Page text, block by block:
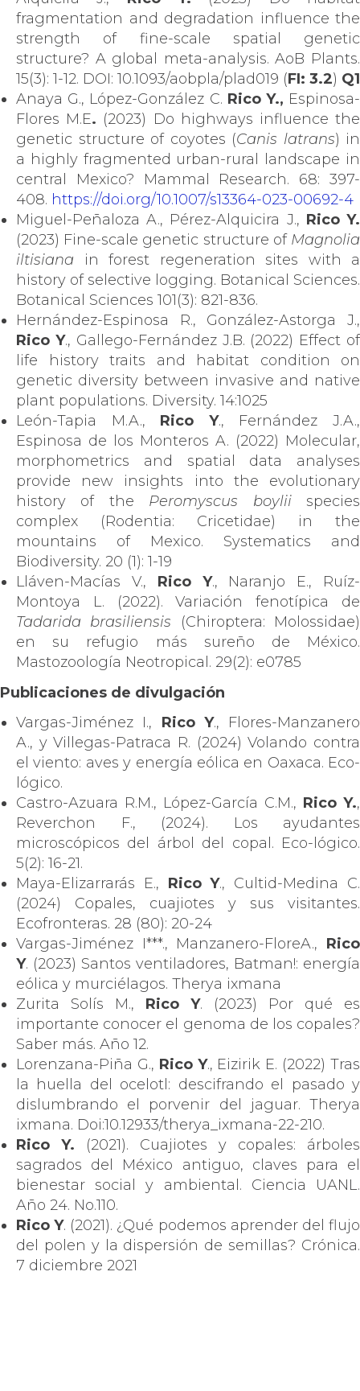
fragmentation and degradation influence the
strength of fine-scale spatial genetic
structure? A global meta-analysis. AoB Plants.
15(3): 1-12. DOI: 10.1093/aobpla/plad019 (FI: 3.2) Q1
Anaya G., López-González C. Rico Y., Espinosa-
Flores M.E. (2023) Do highways influence the
genetic structure of coyotes (Canis latrans) in
a highly fragmented urban-rural landscape in
central Mexico? Mammal Research. 68: 397-
408. https://doi.org/10.1007/s13364-023-00692-4
Miguel-Peñaloza A., Pérez-Alquicira J., Rico Y.
(2023) Fine-scale genetic structure of Magnolia
iltisiana in forest regeneration sites with a
history of selective logging. Botanical Sciences.
Botanical Sciences 101(3): 821-836.
Hernández-Espinosa R., González-Astorga J.,
Rico Y., Gallego-Fernández J.B. (2022) Effect of
life history traits and habitat condition on
genetic diversity between invasive and native
plant populations. Diversity. 14:1025
León-Tapia M.A., Rico Y., Fernández J.A.,
Espinosa de los Monteros A. (2022) Molecular,
morphometrics and spatial data analyses
provide new insights into the evolutionary
history of the Peromyscus boyliispecies
complex (Rodentia: Cricetidae) in the
mountains of Mexico. Systematics and
Biodiversity. 20 (1): 1-19
Lláven-Macías V., Rico Y., Naranjo E., Ruíz-
Montoya L. (2022). Variación fenotípica de
Tadarida brasiliensis (Chiroptera: Molossidae)
en su refugio más sureño de México.
Mastozoología Neotropical. 29(2): e0785
Publicaciones de divulgación
Vargas-Jiménez I., Rico Y., Flores-Manzanero
A., y Villegas-Patraca R. (2024) Volando contra
el viento: aves y energía eólica en Oaxaca. Eco-
lógico.
Castro-Azuara R.M., López-García C.M., Rico Y.,
Reverchon F., (2024). Los ayudantes
microscópicos del árbol del copal. Eco-lógico.
5(2): 16-21.
Maya-Elizarrarás E., Rico Y., Cultid-Medina C.
(2024) Copales, cuajiotes y sus visitantes.
Ecofronteras. 28 (80): 20-24
Vargas-Jiménez I***., Manzanero-FloreA., Rico
Y. (2023) Santos ventiladores, Batman!: energía
eólica y murciélagos. Therya ixmana
Zurita Solís M., Rico Y. (2023) Por qué es
importante conocer el genoma de los copales?
Saber más. Año 12.
Lorenzana-Piña G., Rico Y., Eizirik E. (2022) Tras
la huella del ocelotl: descifrando el pasado y
dislumbrando el porvenir del jaguar. Therya
ixmana. Doi:10.12933/therya_ixmana-22-210.
Rico Y. (2021). Cuajiotes y copales: árboles
sagrados del México antiguo, claves para el
bienestar social y ambiental. Ciencia UANL.
Año 24. No.110.
Rico Y. (2021). ¿Qué podemos aprender del flujo
del polen y la dispersión de semillas? Crónica.
7 diciembre 2021